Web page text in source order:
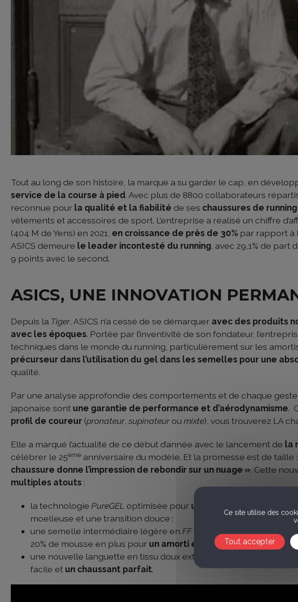
Ce site utilise des
Tout accepter
Tout au long de son histoire, la marque a su garder le cap, en
service de la course à pied. Avec plus de 8800 collaborateurs
reconnue pour la qualité et la fiabilité de ses chaussures de
vêtements et accessoires de sport. L’entreprise a réalisé un chiffre
(404 M de Yens) en 2021, en croissance de près de 30% par rapport à
ASICS demeure le leader incontesté du running, avec 29,1% de part
9 points avec le second.
ASICS, UNE INNOVATION
Depuis la Tiger, ASICS n’a cessé de se démarquer avec des produits
avec les époques. Portée par l’inventivité de son fondateur,
techniques dans le monde du running, particulièrement sur les
précurseur dans l’utilisation du gel dans les semelles pour une
qualité.
Par une analyse approfondie des comportements et de chaque
japonaise sont une garantie de performance et d’aérodynamisme.
profil de coureur (pronateur, supinateurou mixte), vous trouverez LA
Elle a marqué l’actualité de ce début d’année avec le lancement de la
célébrer le 25ème anniversaire du modèle. Et la promesse est de taille :
chaussure donne l’impression de rebondir sur un nuage ». Cette
multiples atouts :
la technologie PureGEL optimisée pour une absorption maximale
moelleuse et une transition douce ;
une semelle intermédiaire légère en FF BLAST PLUS ECO
20% de mousse en plus pour un amorti exceptionnel;
une nouvelle languette en tissu doux extensible et contour de
facile et un chaussant parfait.